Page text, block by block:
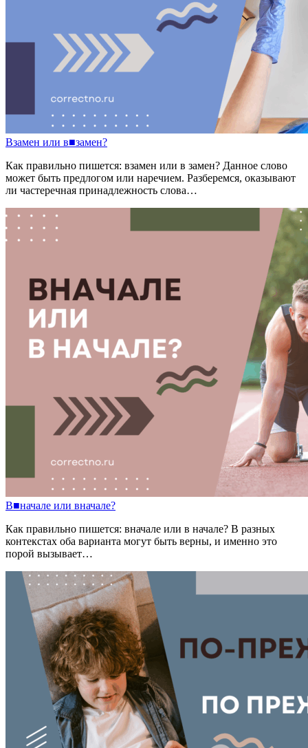
Взамен или в■замен?
Как правильно пишется: взамен или в замен? Данное слово
может быть предлогом или наречием. Разберемся, оказывают
ли частеречная принадлежность слова…
В■начале или вначале?
Как правильно пишется: вначале или в начале? В разных
контекстах оба варианта могут быть верны, и именно это
порой вызывает…